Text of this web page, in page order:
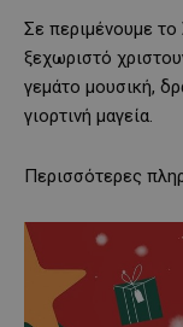
Σε περιμένουμε
ξεχωριστό
γεμάτο μουσική,
γιορτινή μαγεία.
Περισσότερες